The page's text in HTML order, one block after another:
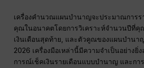
เครื่องคำนวณแผนบำนาญจะประมาณการร
คุณในอนาคตโดยการวิเคราะห์จำนวนปีที่คุ
เงินเดือนสุดท้าย, และตัวคูณของแผนบำนา
2026 เครื่องมือเหล่านี้มีความจำเป็นอย่างยิ่
การณ์เช็คเงินรายเดือนแบบบำนาญ และกา